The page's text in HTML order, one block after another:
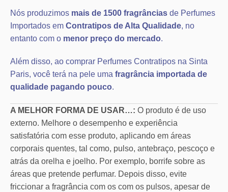
Nós produzimos mais de 1500 fragrâncias de Perfumes
Importados em Contratipos de Alta Qualidade, no
entanto com o menor preço do mercado.
Além disso, ao comprar Perfumes Contratipos na Sinta
Paris, você terá na pele uma fragrância importada de
qualidade pagando pouco.
A MELHOR FORMA DE USAR…: O produto é de uso
externo. Melhore o desempenho e experiência
satisfatória com esse produto, aplicando em áreas
corporais quentes, tal como, pulso, antebraço, pescoço e
atrás da orelha e joelho. Por exemplo, borrife sobre as
áreas que pretende perfumar. Depois disso, evite
friccionar a fragrância com os com os pulsos, apesar de